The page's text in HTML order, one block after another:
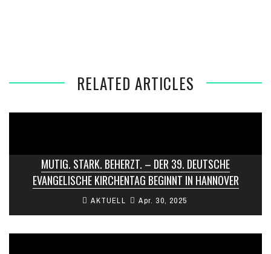
RELATED ARTICLES
MUTIG. STARK. BEHERZT. – DER 39. DEUTSCHE
EVANGELISCHE KIRCHENTAG BEGINNT IN HANNOVER
AKTUELL Apr. 30, 2025